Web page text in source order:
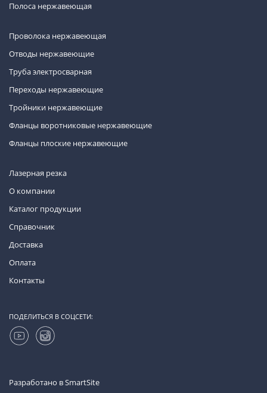
Полоса нержавеющая
Проволока нержавеющая
Отводы нержавеющие
Труба электросварная
Переходы нержавеющие
Тройники нержавеющие
Фланцы воротниковые нержавеющие
Фланцы плоские нержавеющие
Лазерная резка
О компании
Каталог продукции
Справочник
Доставка
Оплата
Контакты
ПОДЕЛИТЬСЯ В СОЦСЕТИ:
Разработано вSmartSite